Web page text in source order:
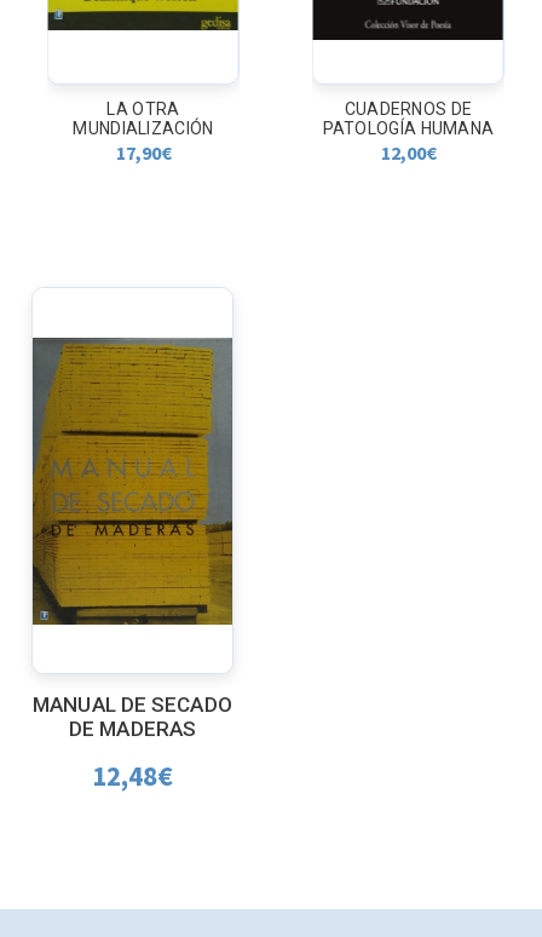
LA OTRA
MUNDIALIZACIÓN
17,90€
CUADERNOS DE
PATOLOGÍA HUMANA
12,00€
MANUAL DE SECADO
DE MADERAS
12,48€